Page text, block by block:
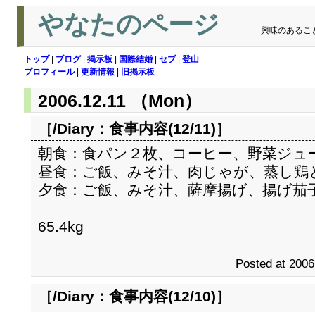
やなたのページ 興味のあるこ
トップ| ブログ| 掲示板 国際結婚 セブ| 登山
プロフィール| 更新情報 旧掲示板
2006.12.11 （Mon）
［/Diary： 食事内容(12/11)］
朝食：食パン２枚、コーヒー、野菜ジュ
昼食：ご飯、みそ汁、肉じゃが、蒸し
夕食：ご飯、みそ汁、薩摩揚げ、揚げ茄
65.4kg
Posted at
［/Diary： 食事内容(12/10)］